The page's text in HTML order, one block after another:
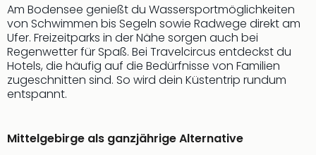
Am Bodensee genießt du Wassersportmöglichkeiten
von Schwimmen bis Segeln sowie Radwege direkt am
Ufer. Freizeitparks in der Nähe sorgen auch bei
Regenwetter für Spaß. Bei Travelcircus entdeckst du
Hotels, die häufig auf die Bedürfnisse von Familien
zugeschnitten sind. So wird dein Küstentrip rundum
entspannt.
Mittelgebirge als ganzjährige Alternative